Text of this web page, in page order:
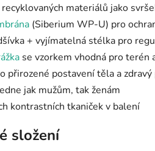
recyklovaných materiálů jako
(Siberium WP-U) pro
+ vyjímatelná stélka pro
se vzorkem vhodná pro terén
přirozené postavení těla a zdravý
jak mužům, tak ženám
kontrastních tkaniček v balení
složení